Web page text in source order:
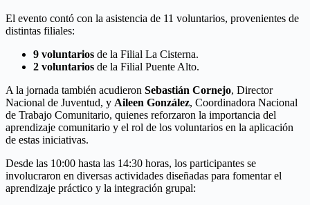
El evento contó con la asistencia de 11 voluntarios, provenientes de
distintas filiales:
9 voluntarios de la Filial La Cisterna.
2 voluntarios de la Filial Puente Alto.
A la jornada también acudieron Sebastián Cornejo, Director
Nacional de Juventud, y Aileen González, Coordinadora Nacional
de Trabajo Comunitario, quienes reforzaron la importancia del
aprendizaje comunitario y el rol de los voluntarios en la aplicación
de estas iniciativas.
Desde las 10:00 hasta las 14:30 horas, los participantes se
involucraron en diversas actividades diseñadas para fomentar el
aprendizaje práctico y la integración grupal: